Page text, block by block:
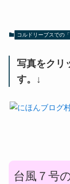
コルドリーブスでの「
写真をクリ
す。↓
台風７号